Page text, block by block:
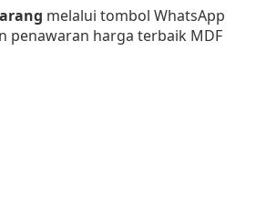
melalui tombol WhatsApp
penawaran harga terbaik MDF